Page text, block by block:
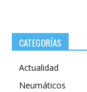
CATEGORÍAS
Actualidad
Neumáticos